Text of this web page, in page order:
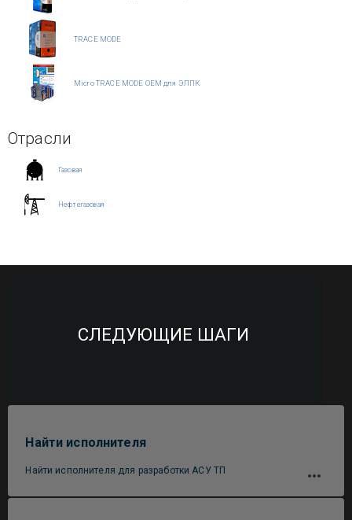
TRACE MODE
Micro TRACE MODE OEM для ЭЛПК
Отрасли
Газовая
Нефтегазовая
СЛЕДУЮЩИЕ ШАГИ
Найти исполнителя
Найти исполнителя для разработки АСУ ТП